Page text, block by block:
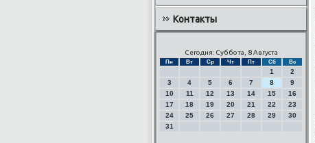
Контакты
Сегодня: Суббота, 8 Августа
Пн Вт Ср Чт Пт Сб Вс
1
2
3
4 5 6 7 8
9
10
11 12 13 14 15
16
17
18 19 20 21 22
23
24
25 26 27 28 29
30
31